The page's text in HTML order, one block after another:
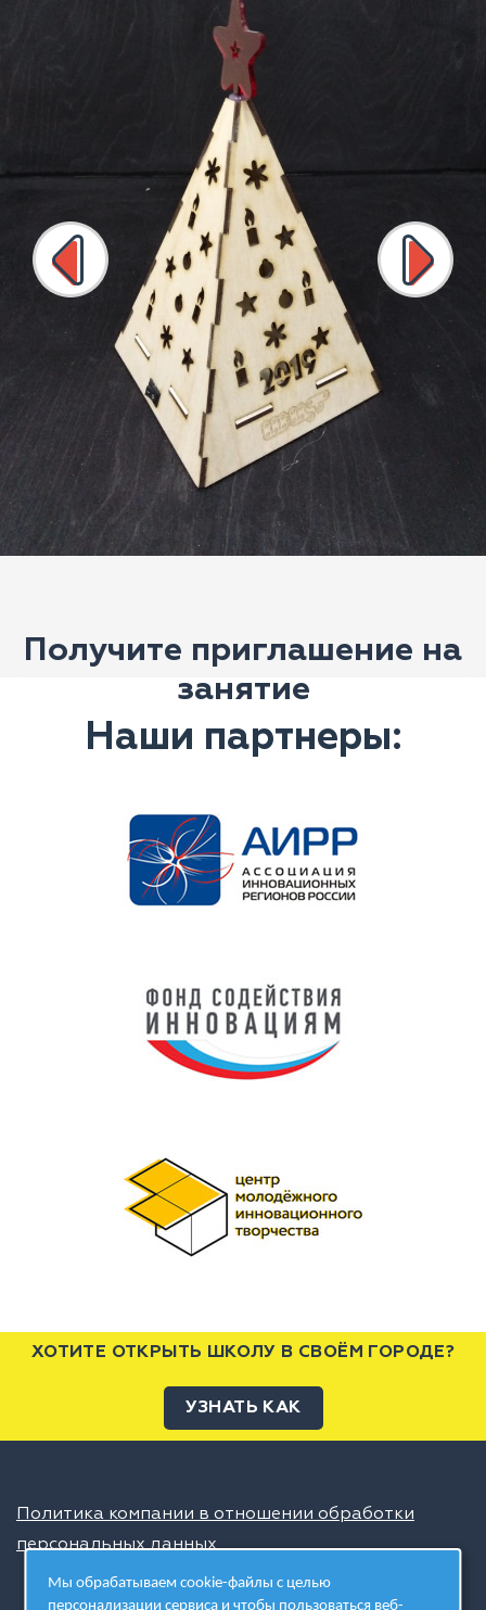
Получите приглашение на
занятие
Наши партнеры:
ХОТИТЕ ОТКРЫТЬ ШКОЛУ В СВОЁМ ГОРОДЕ?
УЗНАТЬ КАК
Политика компании в отношении обработки
персональных данных
Мы обрабатываем cookie-файлы с целью
персонализации сервиса и чтобы пользоваться веб-